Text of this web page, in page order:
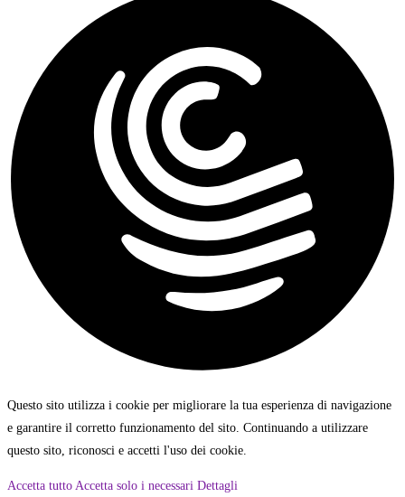
Questo sito utilizza i cookie per migliorare la tua esperienza di navigazione
e garantire il corretto funzionamento del sito. Continuando a utilizzare
questo sito, riconosci e accetti l'uso dei cookie.
Accetta tutto Accetta solo i necessari Dettagli